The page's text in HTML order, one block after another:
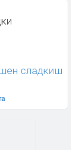
сладкиш